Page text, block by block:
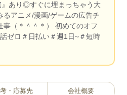
』あり◎すぐに埋まっちゃう大
アニメ/漫画/ゲームの広告チ
事（＊＾＾＊） 初めてのオフ
ゼロ＃日払い＃週1日~＃短時
・応募先 会社概要